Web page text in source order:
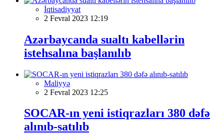
İqtisadiyyat
2 Fevral 2023 12:19
Azərbaycanda sualtı kabellərin
istehsalına başlanılıb
Maliyyə
2 Fevral 2023 12:25
SOCAR-ın yeni istiqrazları 380 dəfə
alınıb-satılıb